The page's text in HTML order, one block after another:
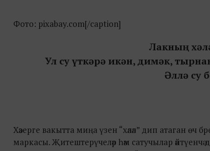
Фото: pixabay.com[/caption]
Лакның
Ул су үткәрә икән, димәк,
Әллә су
Хәзерге вакытта миңа үзен “хәләл” дип атаган
маркасы. Җитештерүчеләр һәм сатучылар әйтүенчә